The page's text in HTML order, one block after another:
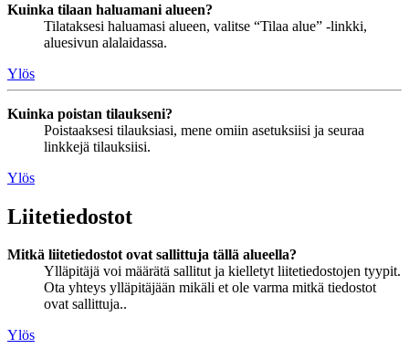
Kuinka tilaan haluamani alueen?
Tilataksesi haluamasi alueen, valitse “Tilaa alue” -linkki,
aluesivun alalaidassa.
Ylös
Kuinka poistan tilaukseni?
Poistaaksesi tilauksiasi, mene omiin asetuksiisi ja seuraa
linkkejä tilauksiisi.
Ylös
Liitetiedostot
Mitkä liitetiedostot ovat sallittuja tällä alueella?
Ylläpitäjä voi määrätä sallitut ja kielletyt liitetiedostojen tyypit.
Ota yhteys ylläpitäjään mikäli et ole varma mitkä tiedostot
ovat sallittuja..
Ylös